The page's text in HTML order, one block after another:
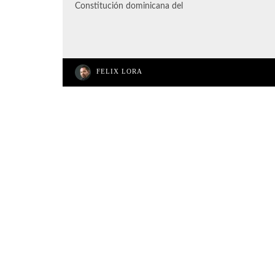
Constitución dominicana del
FELIX LORA